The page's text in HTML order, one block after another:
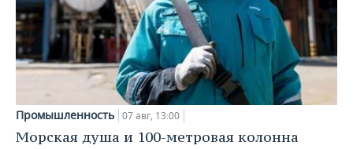
Промышленность 07 авг, 13:00
Морская душа и 100-метровая колонна